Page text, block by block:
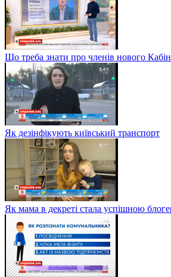
Що треба знати про членів нового
Як дезінфікують київський транспорт
Як мама в декреті стала успішною